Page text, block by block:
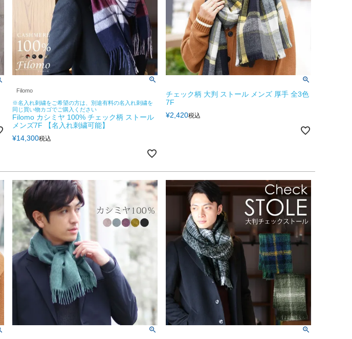
Filomo
※名入れ刺繍をご希望の方は、別途有料の名入れ刺繍を
同じ買い物カゴでご購入ください
Filomo カシミヤ 100% チェック柄 ストール
メンズ7F 【名入れ刺繍可能】
¥14,300税込
チェック柄 大判 ストール メンズ 厚手 全3色
7F
¥2,420税込